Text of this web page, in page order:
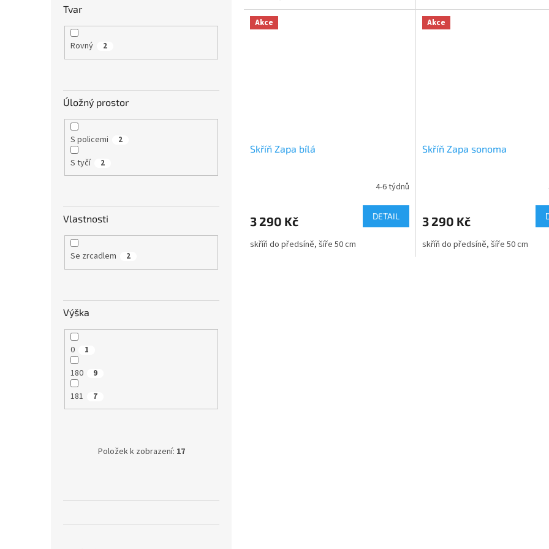
Tvar
Rovný 2
Úložný prostor
S policemi 2
S tyčí 2
Vlastnosti
Se zrcadlem 2
Výška
0 1
180 9
181 7
Položek k zobrazení: 17
Akce
Skříň Zapa bílá
4-6 týdnů
3 290 Kč DETAIL
skříň do předsíně, šíře 50 cm
Akce
Skříň Zapa sonoma
3 290 Kč
skříň do předsíně, šíře 50 cm